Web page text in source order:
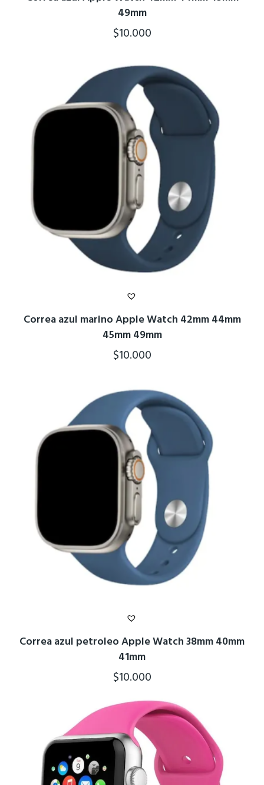
49mm
$10.000
Correa azul marino Apple Watch 42mm 44mm
45mm 49mm
$10.000
Correa azul petroleo Apple Watch 38mm 40mm
41mm
$10.000